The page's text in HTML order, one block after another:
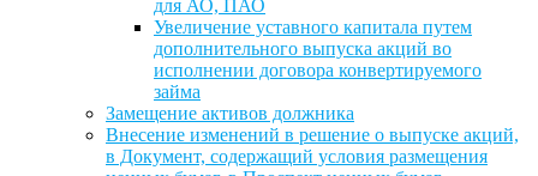
для АО, ПАО
Увеличение уставного капитала путем
дополнительного выпуска акций во
исполнении договора конвертируемого
займа
Замещение активов должника
Внесение изменений в решение о выпуске акций,
в Документ, содержащий условия размещения